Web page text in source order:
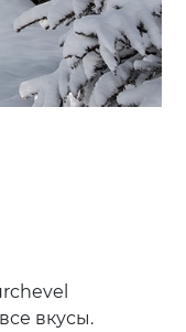
вкусы.